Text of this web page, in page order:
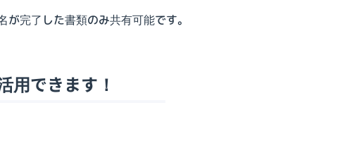
完了した書類のみ共有可能です。
用できます！